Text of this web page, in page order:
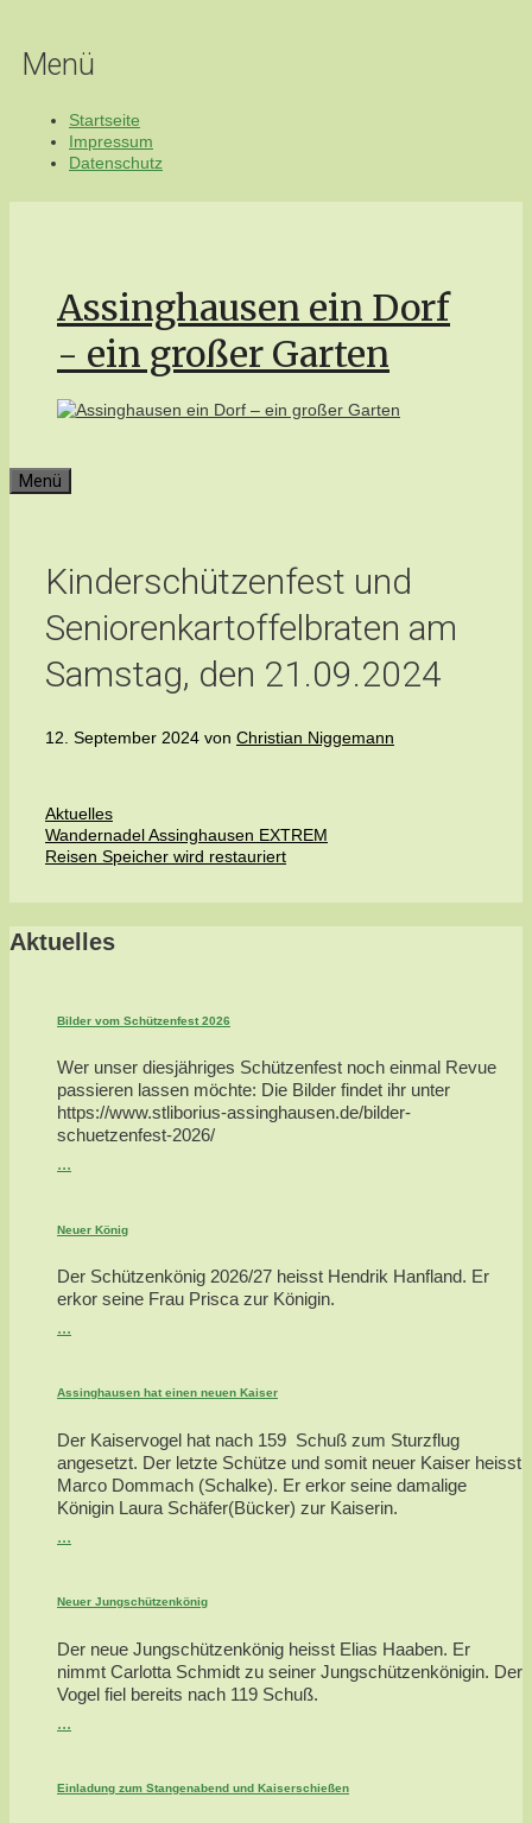
springen
Menü
Startseite
Impressum
Datenschutz
Assinghausen ein Dorf
- ein großer Garten
Menü
Kinderschützenfest und
Seniorenkartoffelbraten am
Samstag, den 21.09.2024
12. September 2024 von Christian Niggemann
Kategorien
Aktuelles
Wandernadel Assinghausen EXTREM
Reisen Speicher wird restauriert
Aktuelles
Bilder vom Schützenfest 2026
Wer unser diesjähriges Schützenfest noch einmal Revue
passieren lassen möchte: Die Bilder findet ihr unter
https://www.stliborius-assinghausen.de/bilder-
schuetzenfest-2026/
...
Neuer König
Der Schützenkönig 2026/27 heisst Hendrik Hanfland. Er
erkor seine Frau Prisca zur Königin.
...
Assinghausen hat einen neuen Kaiser
Der Kaiservogel hat nach 159 Schuß zum Sturzflug
angesetzt. Der letzte Schütze und somit neuer Kaiser heisst
Marco Dommach (Schalke). Er erkor seine damalige
Königin Laura Schäfer(Bücker) zur Kaiserin.
...
Neuer Jungschützenkönig
Der neue Jungschützenkönig heisst Elias Haaben. Er
nimmt Carlotta Schmidt zu seiner Jungschützenkönigin. Der
Vogel fiel bereits nach 119 Schuß.
...
Einladung zum Stangenabend und Kaiserschießen